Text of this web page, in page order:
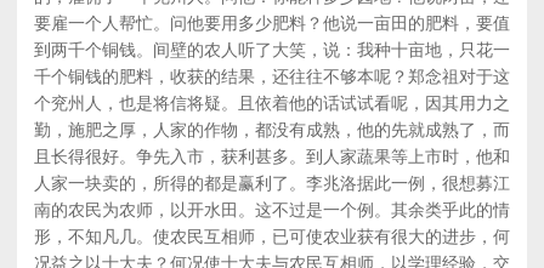
要雇一个人帮忙。问他要用多少肥料？他说一亩田的肥料，要值
到两千个铜钱。间壁的农人听了大笑，说：我种十亩地，只花一
千个铜钱的肥料，收获的结果，还往往不够本呢？郑念祖对于这
个兖州人，也是将信将疑。且依着他的话试试看呢，因其用力之
勤，施肥之厚，人家的作物，都没有成熟，他的先就成熟了，而
且长得很好。争先入市，获利甚多。到人家蔬果等上市时，他和
人家一块卖的，所得的都是赢利了。李兆洛据此一例，很想募江
南的农民为农师，以开水田。这不过是一个例。其余类乎此的情
形，不知凡几。使农民互相师，已可使农业获有很大的进步，何
况益之以士大夫？何况使士大夫与农民互相师，以学理经验，交